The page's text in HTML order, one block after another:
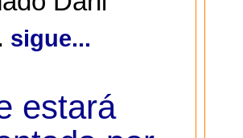
sigue...
estará